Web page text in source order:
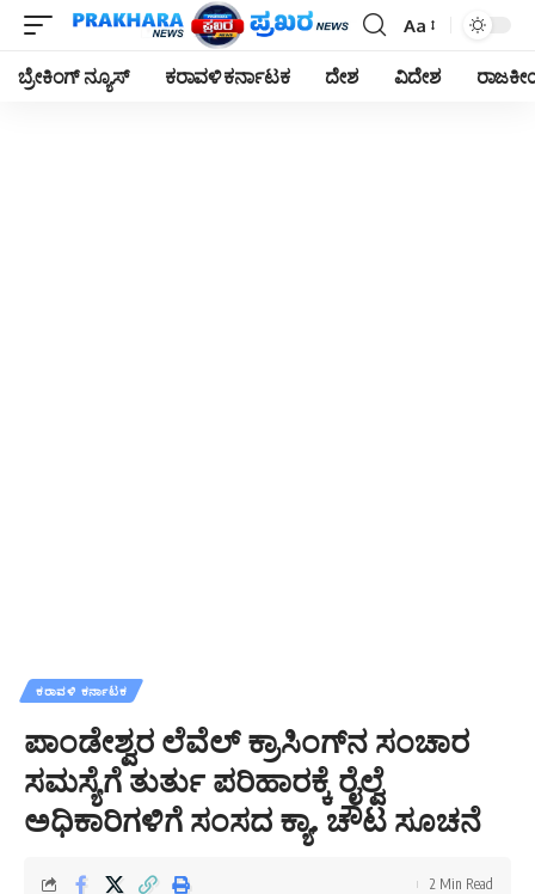
Font
Resizer
Aa
ಬ್ರೇಕಿಂಗ್ ನ್ಯೂಸ್ ಕರಾವಳಿ ಕರ್ನಾಟಕ ದೇಶ ವಿದೇಶ
ಕರಾವಳಿ ಕರ್ನಾಟಕ
ಪಾಂಡೇಶ್ವರ ಲೆವೆಲ್‌ ಕ್ರಾಸಿಂಗ್‌ನ ಸಂಚಾರ
ಸಮಸ್ಯೆಗೆ ತುರ್ತು ಪರಿಹಾರಕ್ಕೆ ರೈಲ್ವೆ
ಅಧಿಕಾರಿಗಳಿಗೆ ಸಂಸದ ಕ್ಯಾ. ಚೌಟ ಸೂಚನೆ
2 Min Read